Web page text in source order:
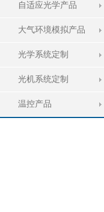
自适应光学产品
大气环境模拟产品
光学系统定制
光机系统定制
温控产品